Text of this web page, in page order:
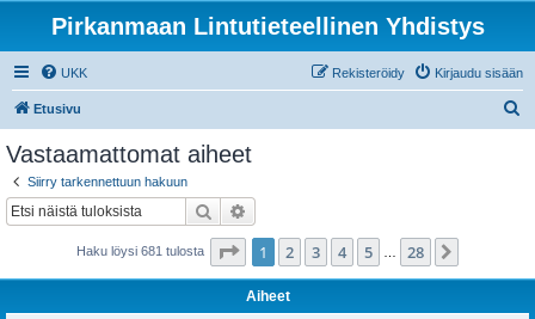
Pirkanmaan Lintutieteellinen Yhdistys
UKK Kirjaudu sisään
Rekisteröidy
Etusivu
Vastaamattomat aiheet
Siirry tarkennettuun hakuun
Etsi
Haku löysi 681 tulosta Sivu /28
1 2 3 4 5 28
Aiheet